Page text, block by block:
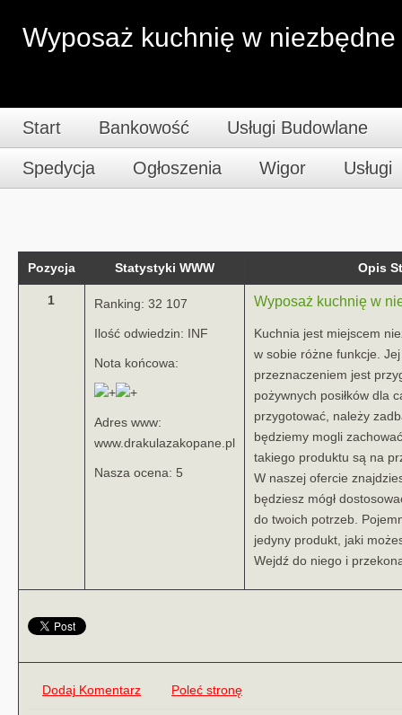
Wyposaż kuchnię w
Start Bankowość Usługi Budowlane
Spedycja Ogłoszenia Wigor Usługi
Pozycja Statystyki WWW Opis
1 Ranking: 32 107
Ilość odwiedzin: INF
Nota końcowa:
Adres www:
www.drakulazakopane.pl
Nasza ocena: 5
Wyposaż kuchnię w
Kuchnia jest miejscem
w sobie różne funkcje.
przeznaczeniem jest
pożywnych posiłków dla
przygotować, należy
będziemy mogli
takiego produktu są na
W naszej ofercie
będziesz mógł
do twoich potrzeb.
jedyny produkt, jaki
Wejdź do niego i
Dodaj Komentarz Poleć stronę